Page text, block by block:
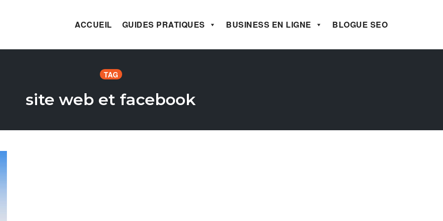
ACCUEIL GUIDES PRATIQUES BUSINESS EN LIGNE BLOGUE SEO
TAG
site web et facebook